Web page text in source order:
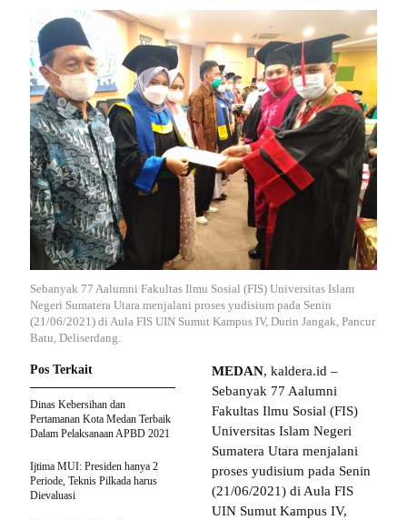
Sebanyak 77 Aalumni Fakultas Ilmu Sosial (FIS) Universitas Islam
Negeri Sumatera Utara menjalani proses yudisium pada Senin
(21/06/2021) di Aula FIS UIN Sumut Kampus IV, Durin Jangak, Pancur
Batu, Deliserdang.
MEDAN, kaldera.id –
Sebanyak 77 Aalumni
Fakultas Ilmu Sosial (FIS)
Universitas Islam Negeri
Sumatera Utara menjalani
proses yudisium pada Senin
(21/06/2021) di Aula FIS
UIN Sumut Kampus IV,
Pos Terkait
Dinas Kebersihan dan
Pertamanan Kota Medan Terbaik
Dalam Pelaksanaan APBD 2021
Ijtima MUI: Presiden hanya 2
Periode, Teknis Pilkada harus
Dievaluasi